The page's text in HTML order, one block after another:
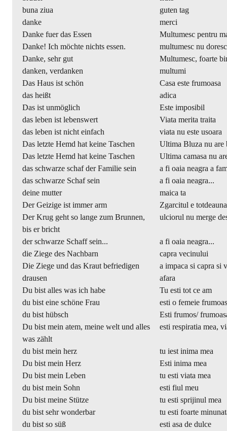
buna ziua
guten tag
danke
merci
Danke fuer das Essen
Multumesc pentru
Danke! Ich möchte nichts essen.
multumesc nu
Danke, sehr gut
Multumesc, foarte
danken, verdanken
multumi
Das Haus ist schön
Casa este frumoasa
das heißt
adica
Das ist unmöglich
Este imposibil
das leben ist lebenswert
Viata merita traita
das leben ist nicht einfach
viata nu este usoara
Das letzte Hemd hat keine Taschen
Ultima Bluza nu are
Das letzte Hemd hat keine Taschen
Ultima camasa nu
das schwarze schaf der Familie sein
a fi oaia neagra a
das schwarze Schaf sein
a fi oaia neagra...
deine mutter
maica ta
Der Geizige ist immer arm
Zgarcitul e
Der Krug geht so lange zum Brunnen,
bis er bricht
ulciorul nu merge
der schwarze Schaff sein...
a fi oaia neagra...
die Ziege des Nachbarn
capra vecinului
Die Ziege und das Kraut befriedigen
a impaca si capra si
drausen
afara
Du bist alles was ich habe
Tu esti tot ce am
du bist eine schöne Frau
esti o femeie
du bist hübsch
Esti frumos/
Du bist mein atem, meine welt und alles
was zählt
esti respiratia mea,
du bist mein herz
tu iest inima mea
Du bist mein Herz
Esti inima mea
Du bist mein Leben
tu esti viata mea
du bist mein Sohn
esti fiul meu
Du bist meine Stütze
tu esti sprijinul mea
du bist sehr wonderbar
tu esti foarte
du bist so süß
esti asa de dulce